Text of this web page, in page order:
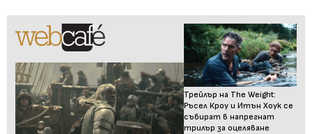
Трейлър на The Weight:
Ръсел Кроу и Итън Хоук се
събират в напрегнат
трилър за оцеляване